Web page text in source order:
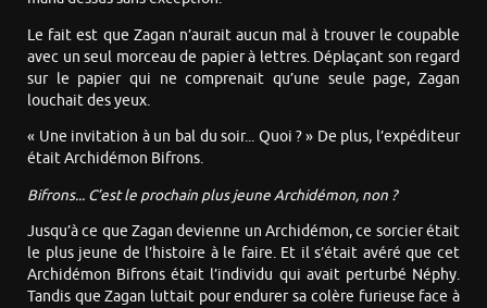
Le fait est que Zagan n’aurait aucun mal à trouver le coupable
avec un seul morceau de papier à lettres. Déplaçant son regard
sur le papier qui ne comprenait qu’une seule page, Zagan
louchait des yeux.
« Une invitation à un bal du soir... Quoi ? » De plus, l’expéditeur
était Archidémon Bifrons.
Bifrons... C’est le prochain plus jeune Archidémon, non ?
Jusqu’à ce que Zagan devienne un Archidémon, ce sorcier était
le plus jeune de l’histoire à le faire. Et il s’était avéré que cet
Archidémon Bifrons était l’individu qui avait perturbé Néphy.
Tandis que Zagan luttait pour endurer sa colère furieuse face à